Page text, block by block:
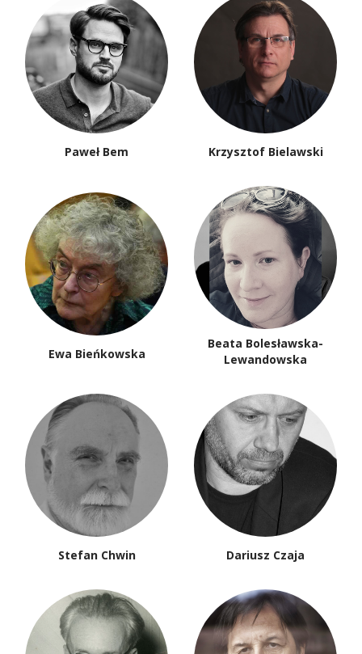
Paweł Bem Krzysztof Bielawski
Ewa Bieńkowska
Beata Bolesławska-
Lewandowska
Stefan Chwin Dariusz Czaja